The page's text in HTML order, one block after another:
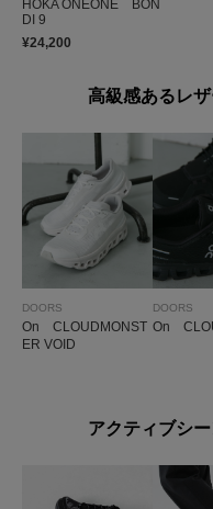
HOKA ONEONE BON
DI 9
¥24,200
高級感あるレ
DOORS
On CLOUDMONST
ER VOID
DOORS
On
アクティブシ